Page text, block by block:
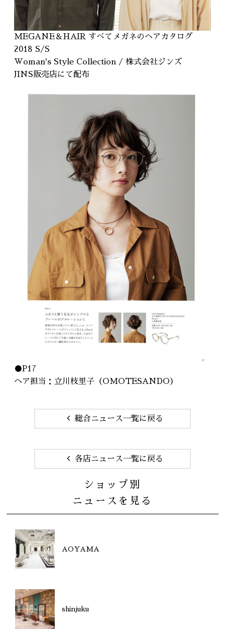
MEGANE＆HAIR すべてメガネのヘアカタログ
2018 S/S
Woman's Style Collection / 株式会社ジンズ
JINS販売店にて配布
●P17
ヘア担当： 立川枝里子 （OMOTESANDO）
総合ニュース一覧に戻る
各店ニュース一覧に戻る
ショップ別
ニュースを見る
AOYAMA
shinjuku